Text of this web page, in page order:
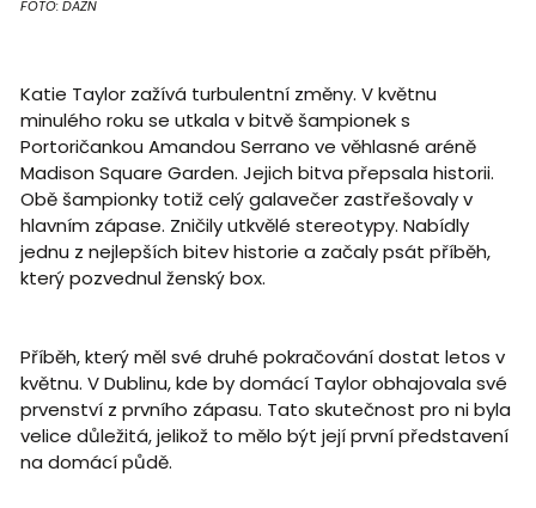
FOTO: DAZN
Katie Taylor zažívá turbulentní změny. V květnu
minulého roku se utkala v bitvě šampionek s
Portoričankou Amandou Serrano ve věhlasné aréně
Madison Square Garden. Jejich bitva přepsala historii.
Obě šampionky totiž celý galavečer zastřešovaly v
hlavním zápase. Zničily utkvělé stereotypy. Nabídly
jednu z nejlepších bitev historie a začaly psát příběh,
který pozvednul ženský box.
Příběh, který měl své druhé pokračování dostat letos v
květnu. V Dublinu, kde by domácí Taylor obhajovala své
prvenství z prvního zápasu. Tato skutečnost pro ni byla
velice důležitá, jelikož to mělo být její první představení
na domácí půdě.